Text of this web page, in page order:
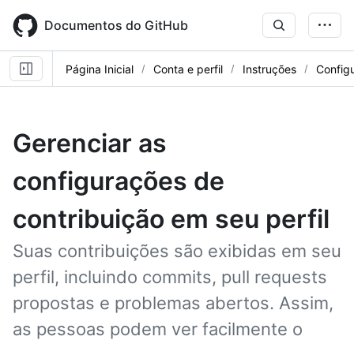
main
content
Documentos do GitHub
Página Inicial Conta e perfil Instruções
Gerenciar as
configurações de
contribuição em seu perfil
Suas contribuições são exibidas em seu
perfil, incluindo commits, pull requests
propostas e problemas abertos. Assim,
as pessoas podem ver facilmente o